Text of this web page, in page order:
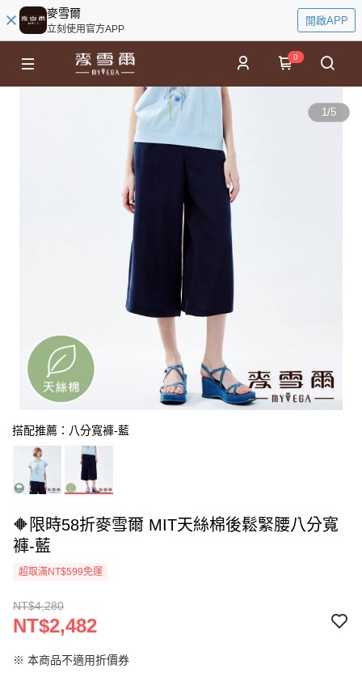
麥雪爾
立刻使用官方APP
開啟APP
0
1/5
搭配推薦：八分寬褲-藍
🔶限時58折麥雪爾 MIT天絲棉後鬆緊腰八分寬
褲-藍
超取滿NT$599免運
NT$4,280
NT$2,482
※ 本商品不適用折價券